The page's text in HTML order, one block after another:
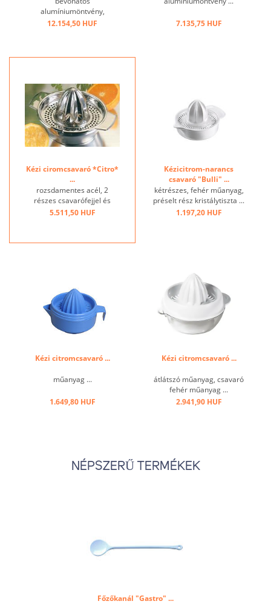
alumíniumöntvény,
műanyagprés fejjel ...
12.154,50 HUF 7.135,75 HUF
Kézi ciromcsavaró *Citro*
...
rozsdamentes acél, 2
részes csavarófejjel és
tálkával ...
5.511,50 HUF
Kézicitrom-narancs
csavaró "Bulli" ...
kétrészes, fehér műanyag,
préselt rész kristálytiszta ...
1.197,20 HUF
Kézi citromcsavaró ...
műanyag ...
1.649,80 HUF
Kézi citromcsavaró ...
átlátszó műanyag, csavaró
fehér műanyag ...
2.941,90 HUF
NÉPSZERŰ TERMÉKEK
Főzőkanál "Gastro" ...